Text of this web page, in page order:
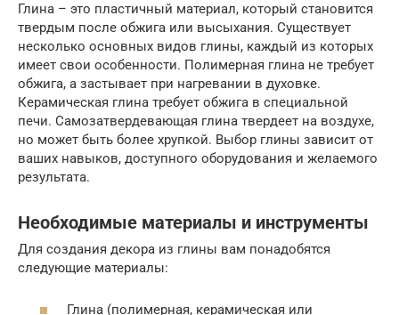
Глина – это пластичный материал, который становится
твердым после обжига или высыхания. Существует
несколько основных видов глины, каждый из которых
имеет свои особенности. Полимерная глина не требует
обжига, а застывает при нагревании в духовке.
Керамическая глина требует обжига в специальной
печи. Самозатвердевающая глина твердеет на воздухе,
но может быть более хрупкой. Выбор глины зависит от
ваших навыков, доступного оборудования и желаемого
результата.
Необходимые материалы и инструменты
Для создания декора из глины вам понадобятся
следующие материалы:
Глина (полимерная, керамическая или